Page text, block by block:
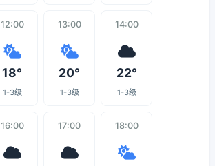
12:00
18°
1-3级
13:00
20°
1-3级
14:00
22°
1-3级
16:00 17:00 18:00